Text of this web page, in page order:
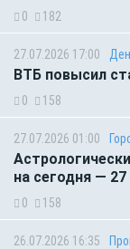
0 182
27.07.2026 17:00
ВТБ повысил
0 158
27.07.2026 01:00
на сегодня —
0 158
26.07.2026 16:35